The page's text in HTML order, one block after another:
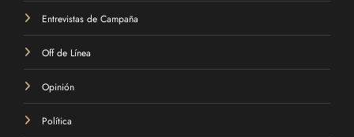
Entrevistas de Campaña
Off de Línea
Opinión
Política